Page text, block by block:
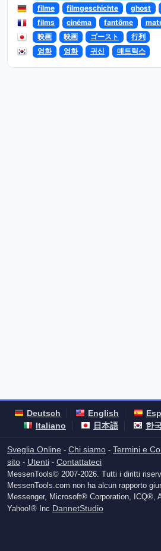
filme
filmgeschichte ghost
films
cinéma fantôme
映画
映画 ゴースト
行列
영화
영화 귀신 매트릭스
Deutsch English
Italiano
日本語 한
Sveglia Online - Chi siamo - Termini e
sito - Utenti - Contattateci
MessenTools© 2007-2026. Tutti i diritti
MessenTools.com non ha alcun rapporto
Messenger, Microsoft® Corporation, ICQ®,
Yahoo!® Inc DannetStudio